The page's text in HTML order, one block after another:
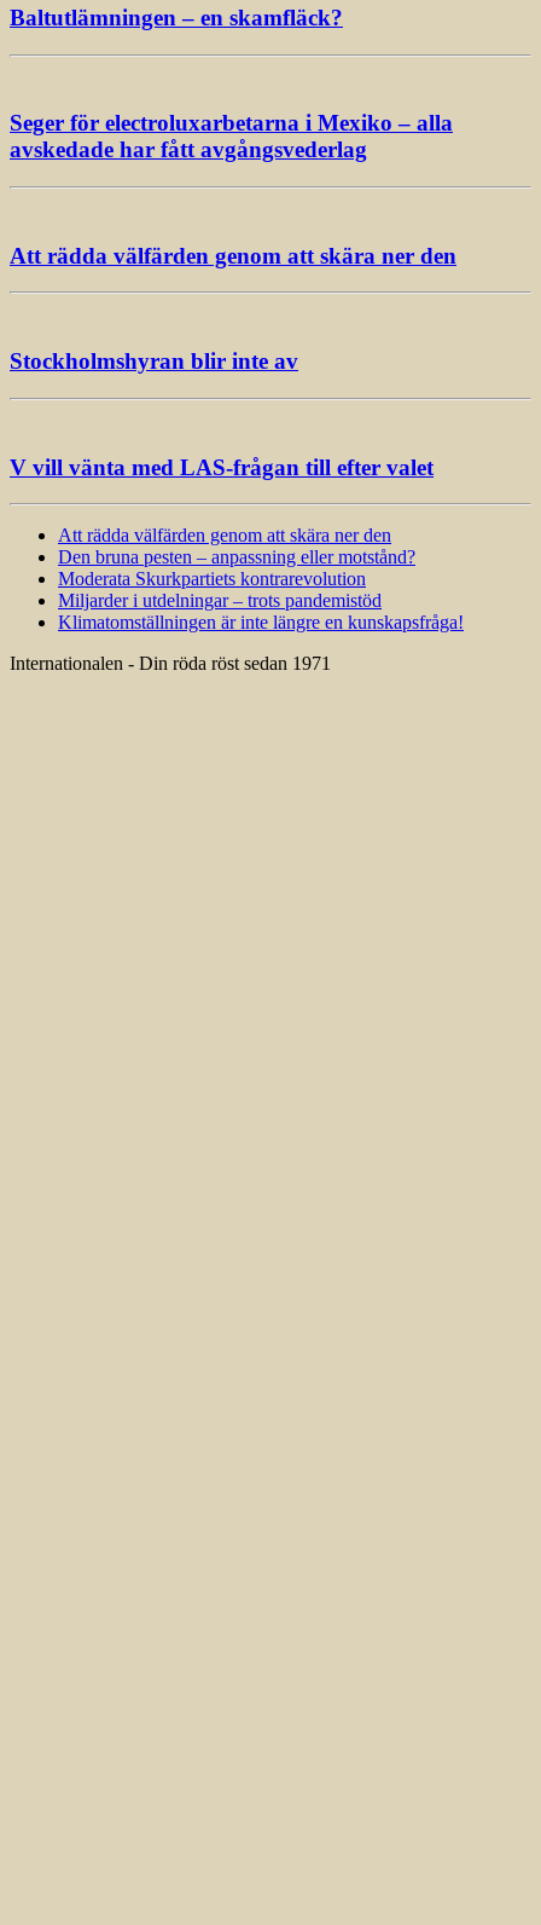
Baltutlämningen – en skamfläck?
Seger för electroluxarbetarna i Mexiko – alla
avskedade har fått avgångsvederlag
Att rädda välfärden genom att skära ner den
Stockholmshyran blir inte av
V vill vänta med LAS-frågan till efter valet
Att rädda välfärden genom att skära ner den
Den bruna pesten – anpassning eller motstånd?
Moderata Skurkpartiets kontrarevolution
Miljarder i utdelningar – trots pandemistöd
Klimatomställningen är inte längre en kunskapsfråga!
Internationalen - Din röda röst sedan 1971